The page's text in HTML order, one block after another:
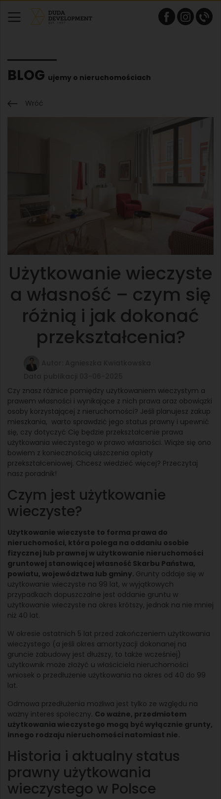
BLOG ujemy o nieruchomościach
Wróć
Użytkowanie wieczyste
a własność – czym się
różnią i jak dokonać
przekształcenia?
Czy znasz różnice pomiędzy użytkowaniem wieczystym a
prawem własności i wynikające z nich prawa oraz obowiązki
osoby korzystającej z nieruchomości? Jeśli planujesz zakup
mieszkania, warto sprawdzić jego status prawny i upewnić
się, czy dotyczyć Cię będzie przekształcenie prawa
użytkowania wieczystego w prawo własności. Wiąże się ono
bowiem z koniecznością uiszczenia opłaty
przekształceniowej. Chcesz wiedzieć więcej? Przeczytaj
nasz poradnik!
Czym jest użytkowanie
wieczyste?
Użytkowanie wieczyste to forma prawa do
nieruchomości, która polega na oddaniu osobie
fizycznej lub prawnej w użytkowanie nieruchomości
gruntowej stanowiącej własność Skarbu Państwa,
powiatu, województwa lub gminy. Grunty oddaje się w
użytkowanie wieczyste na 99 lat, w wyjątkowych
przypadkach dopuszczalne jest oddanie gruntu w
użytkowanie wieczyste na okres krótszy, jednak na nie mniej
niż 40 lat.
W okresie ostatnich 5 lat przed zakończeniem użytkowania
wieczystego (a jeśli okres amortyzacji dokonanej na
gruncie zabudowy jest dłuższy, to także wcześniej)
użytkownik może złożyć u właściciela nieruchomości
wniosek o przedłużenie użytkowania na okres od 40 do 99
lat.
Odmowa przedłużenia możliwa jest tylko ze względu na
ważny interes społeczny. Co ważne, przedmiotem
użytkowania wieczystego mogą być wyłącznie grunty,
innego rodzaju nieruchomości natomiast nie.
Historia i aktualny status
prawny użytkowania
wieczystego w Polsce